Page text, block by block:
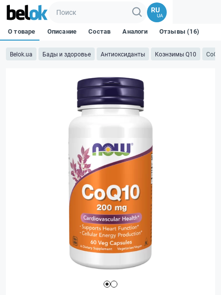
RU
UA
Belok.ua Бады и здоровье Антиоксиданты Коэнзимы Q10
О товаре Описание Состав Аналоги Отзывы (16)